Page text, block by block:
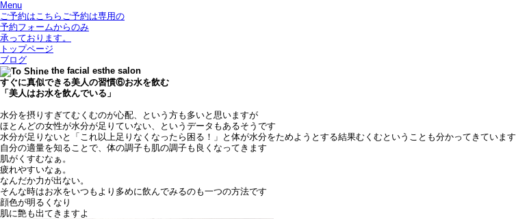
Menu
ご予約はこちら ご予約は専用の
予約フォームからのみ
承っております。
トップページ
ブログ
the facial esthe salon
すぐに真似できる美人の習慣⑥お水を飲む
「美人はお水を飲んでいる」
水分を摂りすぎてむくむのが心配、という方も多いと思いますが
ほとんどの女性が水分が足りていない、というデータもあるそうです
水分が足りないと「これ以上足りなくなったら困る！」と体が水分をためようとする結果むくむということも分かってきています
自分の適量を知ることで、体の調子も肌の調子も良くなってきます
肌がくすむなぁ。
疲れやすいなぁ。
なんだか力が出ない。
そんな時はお水をいつもより多めに飲んでみるのも一つの方法です
顔色が明るくなり
肌に艶も出てきますよ